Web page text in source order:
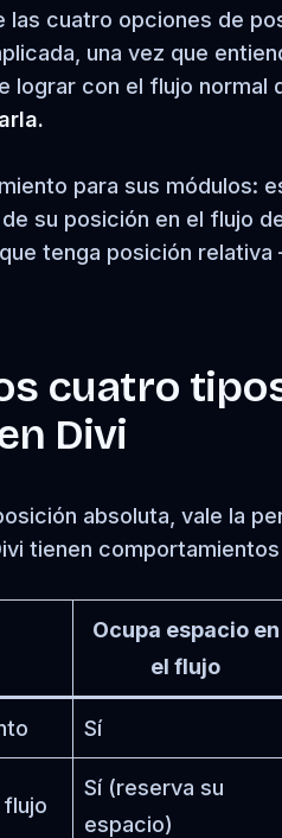
las cuatro opciones de
una vez que
con el flujo normal
para sus módulos:
su posición en el flujo
tenga posición
cuatro
Divi
absoluta, vale la
tienen
Ocupa espacio en
el flujo
Sí
flujo
Sí (reserva su
espacio)